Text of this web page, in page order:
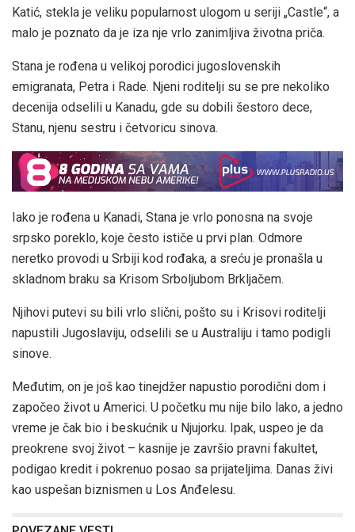
Katić, stekla je veliku popularnost ulogom u seriji „Castle“, a
malo je poznato da je iza nje vrlo zanimljiva životna priča.
Stana je rođena u velikoj porodici jugoslovenskih
emigranata, Petra i Rade. Njeni roditelji su se pre nekoliko
decenija odselili u Kanadu, gde su dobili šestoro dece,
Stanu, njenu sestru i četvoricu sinova.
Iako je rođena u Kanadi, Stana je vrlo ponosna na svoje
srpsko poreklo, koje često ističe u prvi plan. Odmore
neretko provodi u Srbiji kod rođaka, a sreću je pronašla u
skladnom braku sa Krisom Srboljubom Brkljačem.
Njihovi putevi su bili vrlo slični, pošto su i Krisovi roditelji
napustili Jugoslaviju, odselili se u Australiju i tamo podigli
sinove.
Međutim, on je još kao tinejdžer napustio porodični dom i
započeo život u Americi. U početku mu nije bilo lako, a jedno
vreme je čak bio i beskućnik u Njujorku. Ipak, uspeo je da
preokrene svoj život – kasnije je završio pravni fakultet,
podigao kredit i pokrenuo posao sa prijateljima. Danas živi
kao uspešan biznismen u Los Anđelesu.